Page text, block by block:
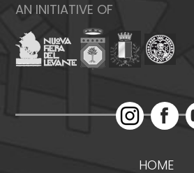
AN INITIATIVE OF
HOME